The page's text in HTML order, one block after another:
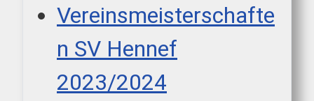
Vereinsmeisterschafte
n SV Hennef
2023/2024